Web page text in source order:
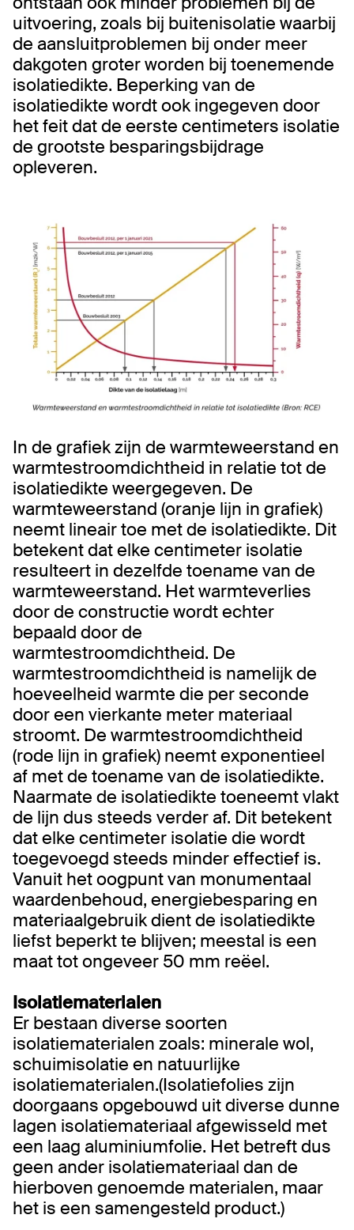
uitvoering, zoals bij buitenisolatie waarbij
de aansluitproblemen bij onder meer
dakgoten groter worden bij toenemende
isolatiedikte. Beperking van de
isolatiedikte wordt ook ingegeven door
het feit dat de eerste centimeters isolatie
de grootste besparingsbijdrage
opleveren.
In de grafiek zijn de warmteweerstand en
warmtestroomdichtheid in relatie tot de
isolatiedikte weergegeven. De
warmteweerstand (oranje lijn in grafiek)
neemt lineair toe met de isolatiedikte. Dit
betekent dat elke centimeter isolatie
resulteert in dezelfde toename van de
warmteweerstand. Het warmteverlies
door de constructie wordt echter
bepaald door de
warmtestroomdichtheid. De
warmtestroomdichtheid is namelijk de
hoeveelheid warmte die per seconde
door een vierkante meter materiaal
stroomt. De warmtestroomdichtheid
(rode lijn in grafiek) neemt exponentieel
af met de toename van de isolatiedikte.
Naarmate de isolatiedikte toeneemt vlakt
de lijn dus steeds verder af. Dit betekent
dat elke centimeter isolatie die wordt
toegevoegd steeds minder effectief is.
Vanuit het oogpunt van monumentaal
waardenbehoud, energiebesparing en
materiaalgebruik dient de isolatiedikte
liefst beperkt te blijven; meestal is een
maat tot ongeveer 50 mm reëel.
Isolatiematerialen
Er bestaan diverse soorten
isolatiematerialen zoals: minerale wol,
schuimisolatie en natuurlijke
isolatiematerialen.(Isolatiefolies zijn
doorgaans opgebouwd uit diverse dunne
lagen isolatiemateriaal afgewisseld met
een laag aluminiumfolie. Het betreft dus
geen ander isolatiemateriaal dan de
hierboven genoemde materialen, maar
het is een samengesteld product.)